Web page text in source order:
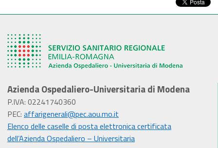
Azienda Ospedaliero-Universitaria di Modena
P.IVA: 02241740360
PEC: affarigenerali@pec.aou.mo.it
Elenco delle caselle di posta elettronica certificata
dell’Azienda Ospedaliero – Universitaria